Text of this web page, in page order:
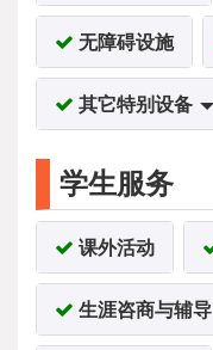
无障碍设施
其它特别设备
学生服务
课外活动
生涯咨商与辅导